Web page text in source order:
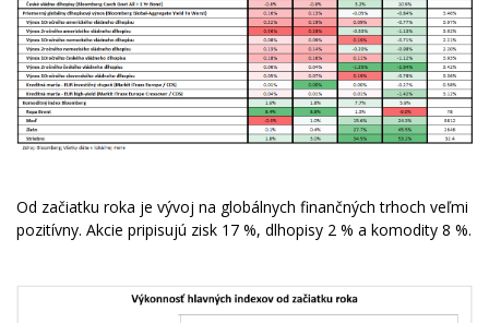
Od začiatku roka je vývoj na globálnych finančných trhoch veľmi
pozitívny. Akcie pripisujú zisk 17 %, dlhopisy 2 % a komodity 8 %.